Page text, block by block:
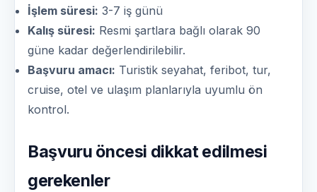
İşlem süresi: 3-7 iş günü
Kalış süresi: Resmi şartlara bağlı olarak 90
güne kadar değerlendirilebilir.
Başvuru amacı: Turistik seyahat, feribot, tur,
cruise, otel ve ulaşım planlarıyla uyumlu ön
kontrol.
Başvuru öncesi dikkat edilmesi
gerekenler